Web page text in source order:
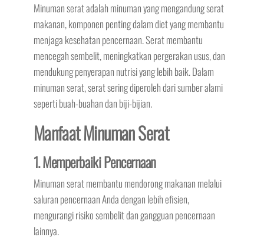
Minuman serat adalah minuman yang mengandung serat
makanan, komponen penting dalam diet yang membantu
menjaga kesehatan pencernaan. Serat membantu
mencegah sembelit, meningkatkan pergerakan usus, dan
mendukung penyerapan nutrisi yang lebih baik. Dalam
minuman serat, serat sering diperoleh dari sumber alami
seperti buah-buahan dan biji-bijian.
Manfaat Minuman Serat
1. Memperbaiki Pencernaan
Minuman serat membantu mendorong makanan melalui
saluran pencernaan Anda dengan lebih efisien,
mengurangi risiko sembelit dan gangguan pencernaan
lainnya.